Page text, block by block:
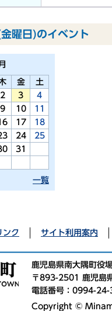
曜日)のイベント
金
土
2 3
4
9 10
11
17
18
24
25
31
一覧
ンク サイト利用案内
鹿児島県南大隅町役
〒893-2501 鹿児島
電話番号：0994-
Copyright ©